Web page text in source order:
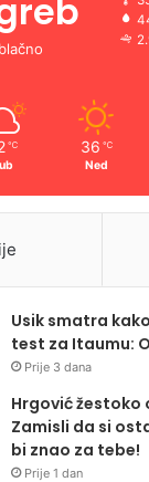
℃ 36 ℃
Ned
Usik smatra
test za Itaumu:
Prije 3 dana
Hrgović
Zamisli da si
bi znao za tebe!
Prije 1 dan